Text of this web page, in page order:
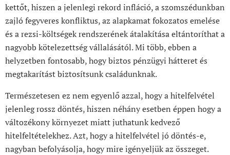
kettőt, hiszen a jelenlegi rekord infláció, a szomszédunkban
zajló fegyveres konfliktus, az alapkamat fokozatos emelése
és a rezsi-költségek rendszerének átalakítása eltántoríthat a
nagyobb kötelezettség vállalásától. Mi több, ebben a
helyzetben fontosabb, hogy biztos pénzügyi hátteret és
megtakarítást biztosítsunk családunknak.
Természetesen ez nem egyenlő azzal, hogy a hitelfelvétel
jelenleg rossz döntés, hiszen néhány esetben éppen hogy a
változékony környezet miatt juthatunk kedvező
hitelfeltételekhez. Azt, hogy a hitelfelvétel jó döntés-e,
nagyban befolyásolja, hogy mire igényeljük az összeget.